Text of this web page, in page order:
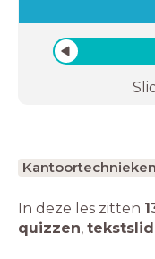
Kantoortechnieken
In deze les zitten
quizzen,